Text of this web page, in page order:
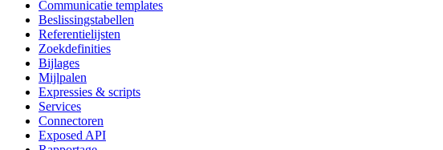
Communicatie templates
Beslissingstabellen
Referentielijsten
Zoekdefinities
Bijlages
Mijlpalen
Expressies & scripts
Services
Connectoren
Exposed API